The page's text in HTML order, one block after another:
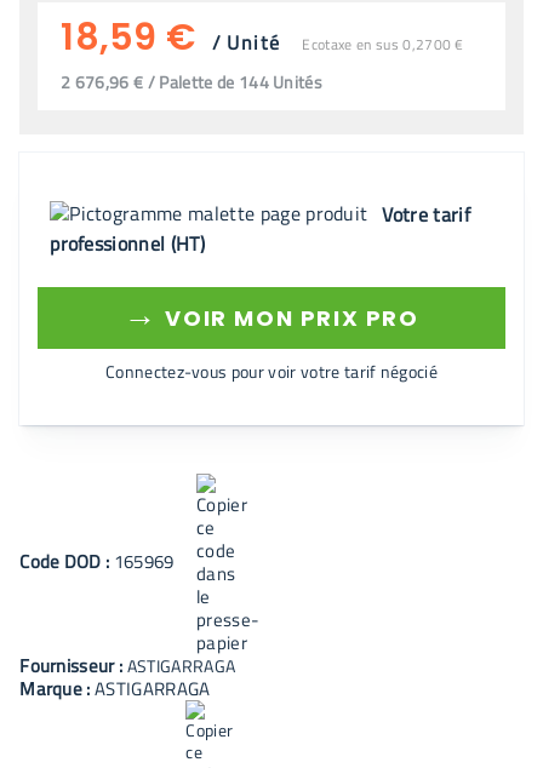
18,59 € / Unité Ecotaxe en sus 0,2700 €
2 676,96 € / Palette de 144 Unités
Votre tarif
professionnel (HT)
→ VOIR MON PRIX PRO
Connectez-vous pour voir votre tarif négocié
Code DOD : 165969
Fournisseur :ASTIGARRAGA
Marque :ASTIGARRAGA